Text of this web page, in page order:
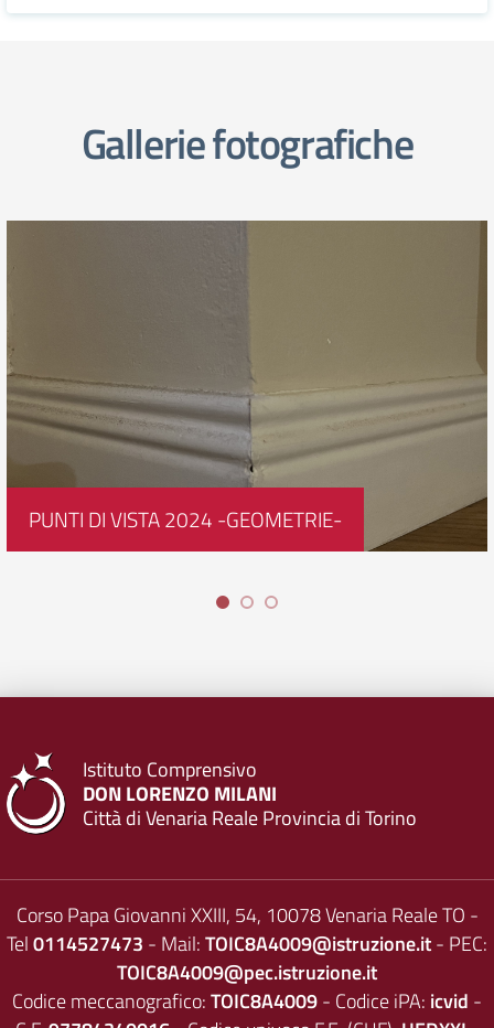
Gallerie fotografiche
PUNTI DI VISTA 2024 -GEOMETRIE-
Istituto Comprensivo
DON LORENZO MILANI
Città di Venaria Reale Provincia di Torino
Corso Papa Giovanni XXIII, 54, 10078 Venaria Reale TO -
Tel0114527473 - Mail:TOIC8A4009@istruzione.it- PEC:
TOIC8A4009@pec.istruzione.it
Codice meccanografico:TOIC8A4009- Codice iPA: icvid -